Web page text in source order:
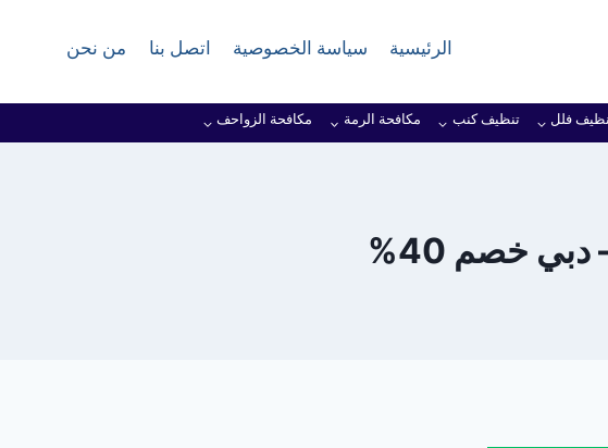
الرئيسية سياسة الخصوصية اتصل بنا من نحن
فلل تنظيف كنب مكافحة الرمة مكافحة الزواحف
خصم 40%